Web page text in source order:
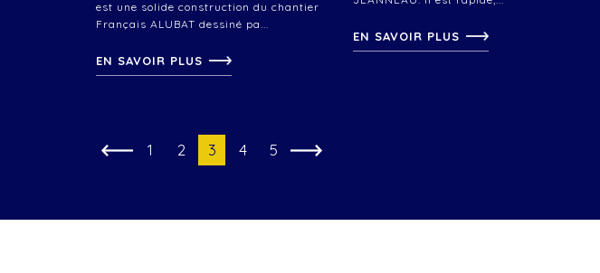
est une solide construction du chantier
Français ALUBAT dessiné pa...
EN SAVOIR PLUS
EN SAVOIR PLUS
1 2 3 4 5